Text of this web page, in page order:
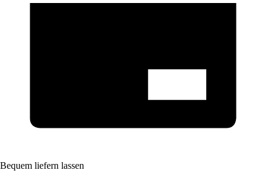
Bequem liefern lassen